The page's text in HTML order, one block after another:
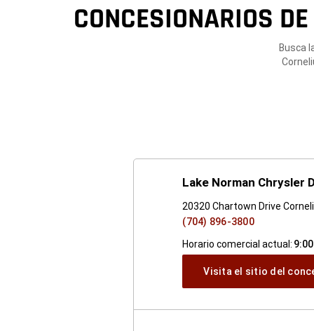
CONCESIONARIOS
Busca
Lake Norman Chrysler
20320 Chartown Drive
(704) 896-3800
Horario comercial actual:
Visita el sitio del